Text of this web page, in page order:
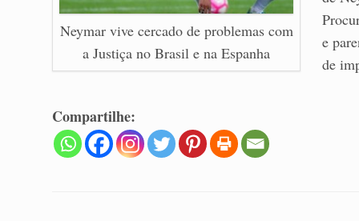
Neymar vive cercado de problemas com
a Justiça no Brasil e na Espanha
e
de
Compartilhe: